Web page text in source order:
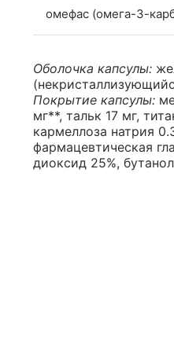
омефас (омега-3-
Оболочка капсулы:
Покрытие капсулы:
мг**, тальк 17 мг,
кармеллоза натрия
фармацевтическая
диоксид 25%,